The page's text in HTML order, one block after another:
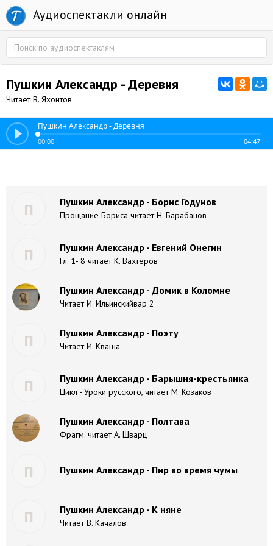
Аудиоспектакли онлайн
Пушкин Александр - Деревня
Читает В. Яхонтов
Пушкин Александр - Деревня
00:00 04:47
П Пушкин Александр - Борис Годунов
Прощание Бориса читает Н. Барабанов
П Пушкин Александр - Евгений Онегин
Гл. 1- 8 читает К. Вахтеров
Пушкин Александр - Домик в Коломне
Читает И. Ильинскийвар 2
П Пушкин Александр - Поэту
Читает И. Кваша
П Пушкин Александр - Барышня-крестьянка
Цикл - Уроки русского, читает М. Козаков
Пушкин Александр - Полтава
Фрагм. читает А. Шварц
П Пушкин Александр - Пир во время чумы
П Пушкин Александр - К няне
Читает В. Качалов